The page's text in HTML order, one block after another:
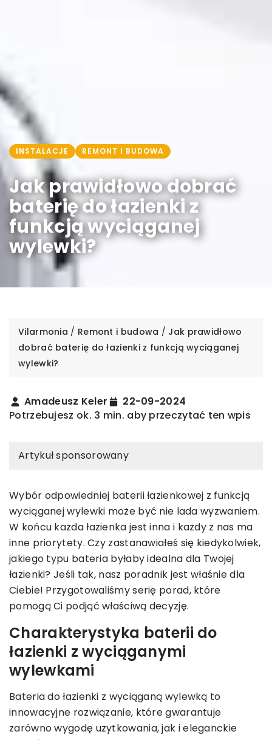
INSTALACJE REMONT I BUDOWA
Jak prawidłowo dobrać
baterię do łazienki z
funkcją wyciąganej
wylewki?
Vilarmonia / Remont i budowa / Jak prawidłowo
dobrać baterię do łazienki z funkcją wyciąganej
wylewki?
Amadeusz Keler
22-09-2024
Potrzebujesz ok. 3 min. aby przeczytać ten wpis
Artykuł sponsorowany
Wybór odpowiedniej baterii łazienkowej z funkcją
wyciąganej wylewki może być nie lada wyzwaniem.
W końcu każda łazienka jest inna i każdy z nas ma
inne priorytety. Czy zastanawiałeś się kiedykolwiek,
jakiego typu bateria byłaby idealna dla Twojej
łazienki? Jeśli tak, nasz poradnik jest właśnie dla
Ciebie! Przygotowaliśmy serię porad, które
pomogą Ci podjąć właściwą decyzję.
Charakterystyka baterii do
łazienki z wyciąganymi
wylewkami
Bateria do łazienki z wyciąganą wylewką to
innowacyjne rozwiązanie, które gwarantuje
zarówno wygodę użytkowania, jak i eleganckie